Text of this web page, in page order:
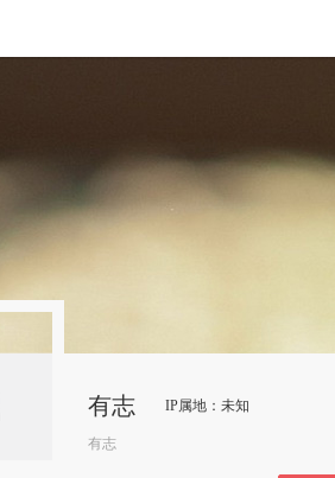
有志 IP属地：未知
有志